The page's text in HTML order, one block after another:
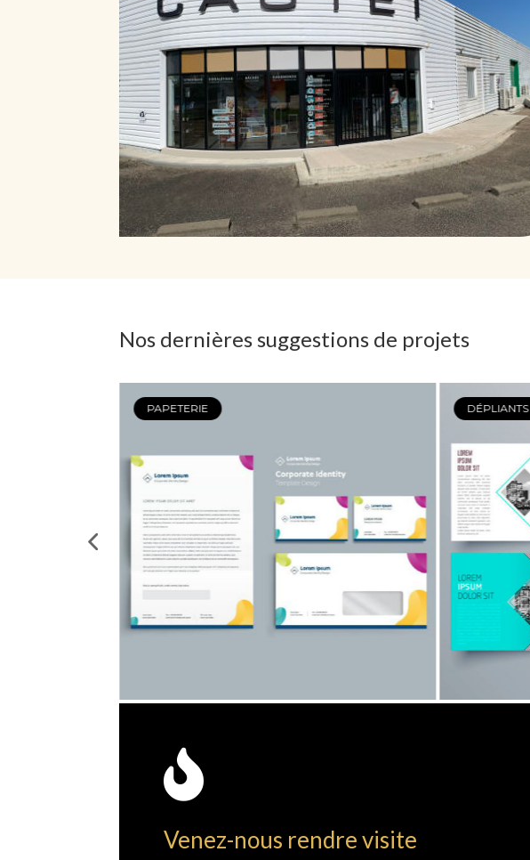
Nos dernières suggestions de projets
PAPETERIE DÉPLIANTS

Venez-nous rendre visite